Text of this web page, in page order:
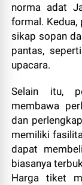
norma adat
formal. Kedua,
sikap sopan
pantas,
upacara.
Selain itu,
membawa
dan
memiliki
dapat
biasanya
Harga tiket